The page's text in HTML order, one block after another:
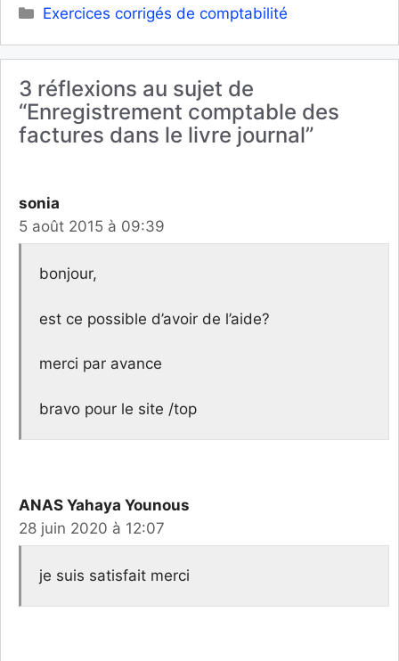
Catégories
Exercices corrigés de comptabilité
3 réflexions au sujet de
“Enregistrement comptable des
factures dans le livre journal”
sonia
5 août 2015 à 09:39
bonjour,
est ce possible d’avoir de l’aide?
merci par avance
bravo pour le site /top
ANAS Yahaya Younous
28 juin 2020 à 12:07
je suis satisfait merci